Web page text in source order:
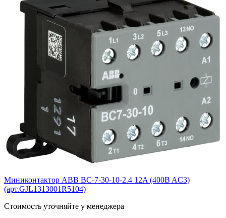
Миниконтактор ABB BС-7-30-10-2.4 12A (400B AC3)
(арт.GJL1313001R5104)
Cтоимость уточняйте у менеджера